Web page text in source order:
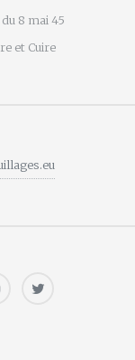
8 mai 45
et Cuire